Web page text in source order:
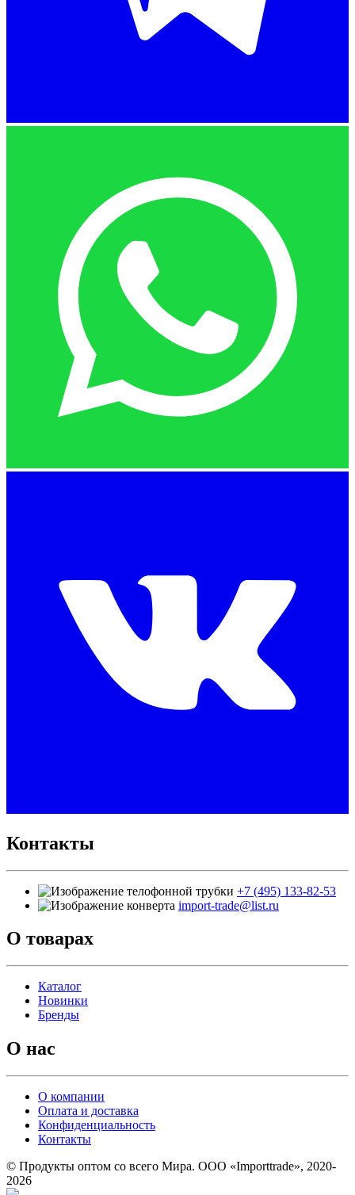
Контакты
+7 (495) 133-82-53
import-trade@list.ru
О товарах
Каталог
Новинки
Бренды
О нас
О компании
Оплата и доставка
Конфиденциальность
Контакты
© Продукты оптом со всего Мира. ООО «Importtrade», 2020-
2026